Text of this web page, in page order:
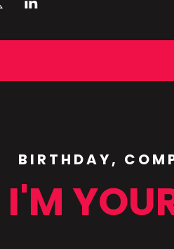
BIRTHDAY,
I'M